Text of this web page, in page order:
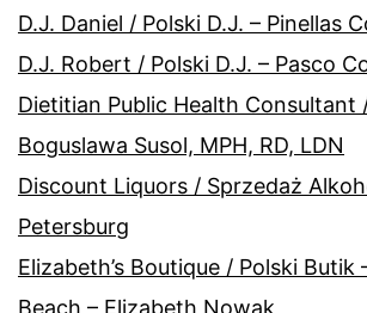
D.J. Daniel / Polski D.J. – Pinellas
D.J. Robert / Polski D.J. – Pasco
Dietitian Public Health Consultant
Boguslawa Susol, MPH, RD, LDN
Discount Liquors / Sprzedaż
Petersburg
Elizabeth’s Boutique / Polski Butik